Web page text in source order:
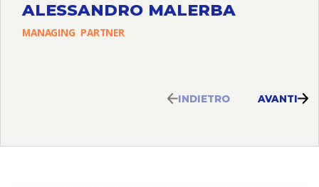
ALESSANDRO MALERBA
MANAGING PARTNER
INDIETRO AVANTI